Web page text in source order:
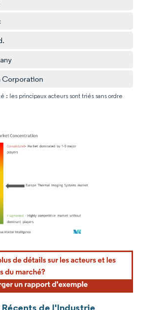
Corporation
: les principaux acteurs sont triés sans ordre
La réutilisation nécessite une attribution sous CC BY
de l'Industrie